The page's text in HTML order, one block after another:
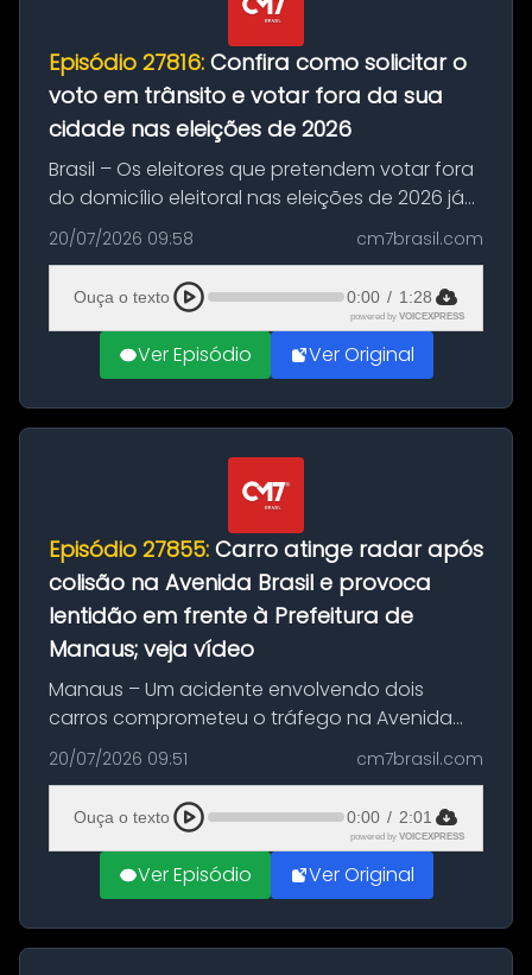
Episódio 27816: Confira como solicitar o
voto em trânsito e votar fora da sua
cidade nas eleições de 2026
Brasil – Os eleitores que pretendem votar fora
do domicílio eleitoral nas eleições de 2026 já
podem solicitar o voto em trânsito a partir
desta segunda-feira (20). O pedido pode ser
feito até 20 de ag...
20/07/2026 09:58 cm7brasil.com
Ouça o texto 0:00 / 1:28
powered by VOICEXPRESS
Ver Episódio Ver Original
Episódio 27855: Carro atinge radar após
colisão na Avenida Brasil e provoca
lentidão em frente à Prefeitura de
Manaus; veja vídeo
Manaus – Um acidente envolvendo dois
carros comprometeu o tráfego na Avenida
Brasil durante a manhã desta segunda-feira
(20), em frente ao complexo da Prefeitura de
Manaus, na Zona Oeste. A batida ter...
20/07/2026 09:51 cm7brasil.com
Ouça o texto 0:00 / 2:01
powered by VOICEXPRESS
Ver Episódio Ver Original